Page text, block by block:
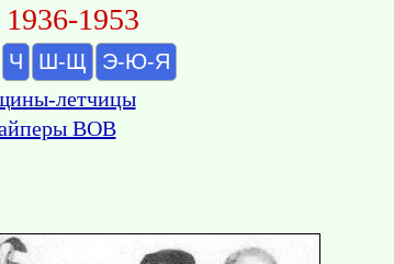
1953
Ч Ш-Щ
Э-Ю-Я
летчицы
ВОВ